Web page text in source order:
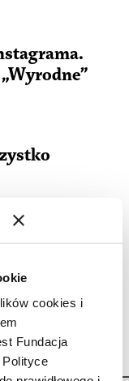
cookies i
Fundacja